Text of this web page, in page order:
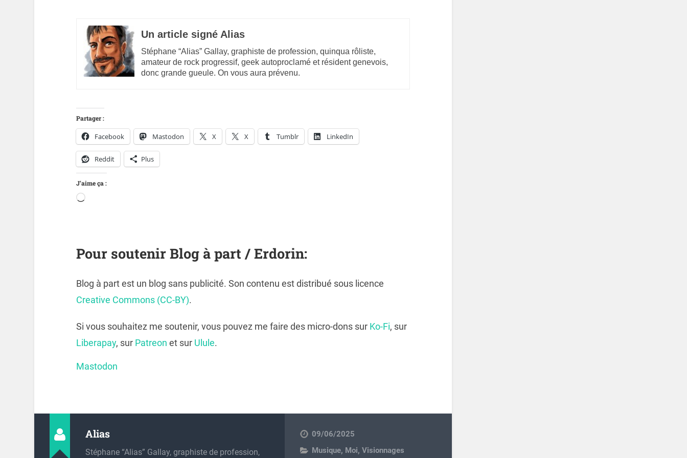
Un article signé Alias
Stéphane “Alias” Gallay, graphiste de profession, quinqua rôliste,
amateur de rock progressif, geek autoproclamé et résident genevois,
donc grande gueule. On vous aura prévenu.
Partager :
Facebook Mastodon X X Tumblr LinkedIn
Reddit Plus
J’aime ça :
Pour soutenir Blog à part / Erdorin:
Blog à part est un blog sans publicité. Son contenu est distribué sous licence
Creative Commons (CC-BY).
Si vous souhaitez me soutenir, vous pouvez me faire des micro-dons sur Ko-Fi, sur
Liberapay, sur Patreon et sur Ulule.
Mastodon
Alias
Stéphane “Alias” Gallay, graphiste de profession,
09/06/2025
Musique, Moi,Visionnages